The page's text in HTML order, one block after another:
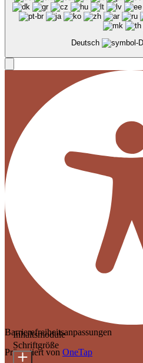
Deutsch
Barrierefreiheitsanpassungen
Präsentiert von OneTap
Inhaltsmodule
Schriftgröße